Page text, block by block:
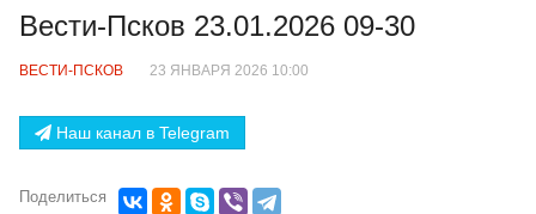
Вести-Псков 23.01.2026 09-30
ВЕСТИ-ПСКОВ 23 ЯНВАРЯ 2026 10:00
Наш канал в Telegram
Поделиться